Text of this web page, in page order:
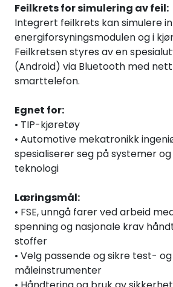
Feilkrets for simulering av feil:
Integrert feilkrets kan simulere
energiforsyningsmodulen og i
Feilkretsen styres av en
(Android) via Bluetooth med
smarttelefon.
Egnet for:
• TIP-kjøretøy
• Automotive mekatronikk
spesialiserer seg på systemer
teknologi
Læringsmål:
• FSE, unngå farer ved arbeid
spenning og nasjonale krav
stoffer
• Velg passende og sikre test- og
måleinstrumenter